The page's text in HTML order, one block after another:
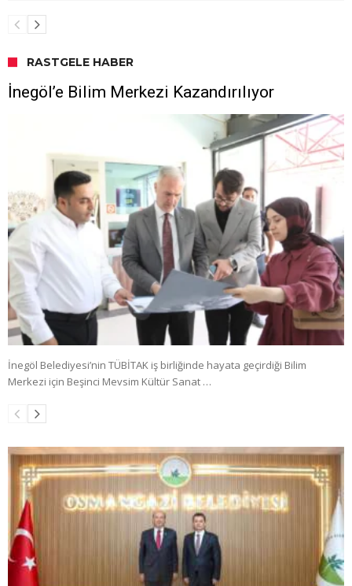
RASTGELE HABER
İnegöl’e Bilim Merkezi Kazandırılıyor
İnegöl Belediyesi’nin TÜBİTAK iş birliğinde hayata geçirdiği Bilim
Merkezi için Beşinci Mevsim Kültür Sanat …